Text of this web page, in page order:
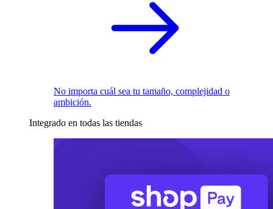
No importa cuál sea tu tamaño, complejidad o
ambición.
Integrado en todas las tiendas